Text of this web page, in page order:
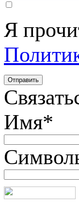
Я
Имя*